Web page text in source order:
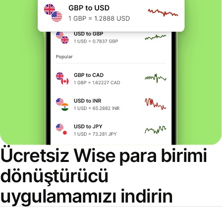
Ücretsiz Wise para birimi
dönüştürücü
uygulamamızı indirin